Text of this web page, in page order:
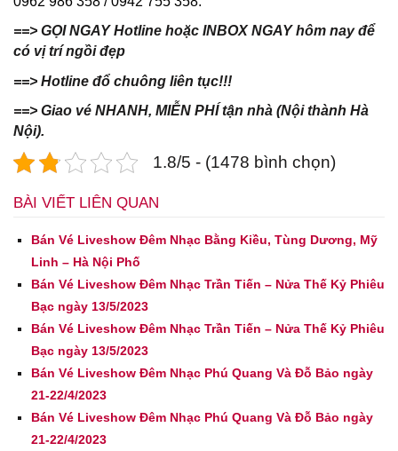
==> GỌI NGAY Hotline hoặc INBOX NGAY hôm nay để
có vị trí ngồi đẹp
==> Hotline đổ chuông liên tục!!!
==> Giao vé NHANH, MIỄN PHÍ tận nhà (Nội thành Hà
Nội).
1.8/5 - (1478 bình chọn)
BÀI VIẾT LIÊN QUAN
Bán Vé Liveshow Đêm Nhạc Bằng Kiều, Tùng Dương, Mỹ
Linh – Hà Nội Phố
Bán Vé Liveshow Đêm Nhạc Trần Tiến – Nửa Thế Kỷ Phiêu
Bạc ngày 13/5/2023
Bán Vé Liveshow Đêm Nhạc Trần Tiến – Nửa Thế Kỷ Phiêu
Bạc ngày 13/5/2023
Bán Vé Liveshow Đêm Nhạc Phú Quang Và Đỗ Bảo ngày
21-22/4/2023
Bán Vé Liveshow Đêm Nhạc Phú Quang Và Đỗ Bảo ngày
21-22/4/2023